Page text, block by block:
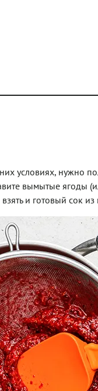
условиях, нужно
вымытые ягоды
и готовый сок из